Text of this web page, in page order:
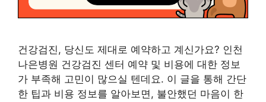
건강검진, 당신도 제대로 예약하고 계신가요? 인천
나은병원 건강검진 센터 예약 및 비용에 대한 정보
가 부족해 고민이 많으실 텐데요. 이 글을 통해 간단
한 팁과 비용 정보를 알아보면, 불안했던 마음이 한